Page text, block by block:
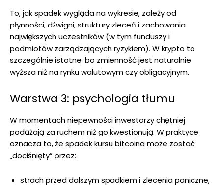
To, jak spadek wygląda na wykresie, zależy od
płynności, dźwigni, struktury zleceń i zachowania
największych uczestników (w tym funduszy i
podmiotów zarządzających ryzykiem). W krypto to
szczególnie istotne, bo zmienność jest naturalnie
wyższa niż na rynku walutowym czy obligacyjnym.
Warstwa 3: psychologia tłumu
W momentach niepewności inwestorzy chętniej
podążają za ruchem niż go kwestionują. W praktyce
oznacza to, że spadek kursu bitcoina może zostać
„dociśnięty” przez:
strach przed dalszym spadkiem i zlecenia paniczne,